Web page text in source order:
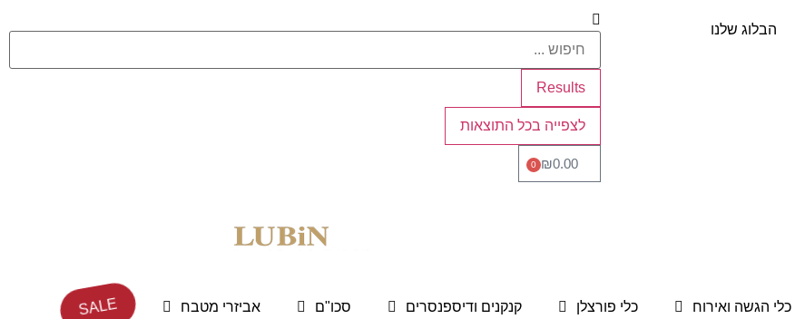
הבלוג שלנו
Results
לצפייה בכל התוצאות
₪0.00
0
כלי הגשה ואירוח כלי פורצלן קנקנים ודיספנסרים סכו"ם אביזרי מטבח SALE